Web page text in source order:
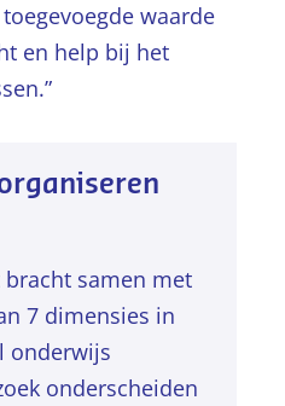
waarde
en help bij het
samen met
7 dimensies in
onderwijs
onderscheiden